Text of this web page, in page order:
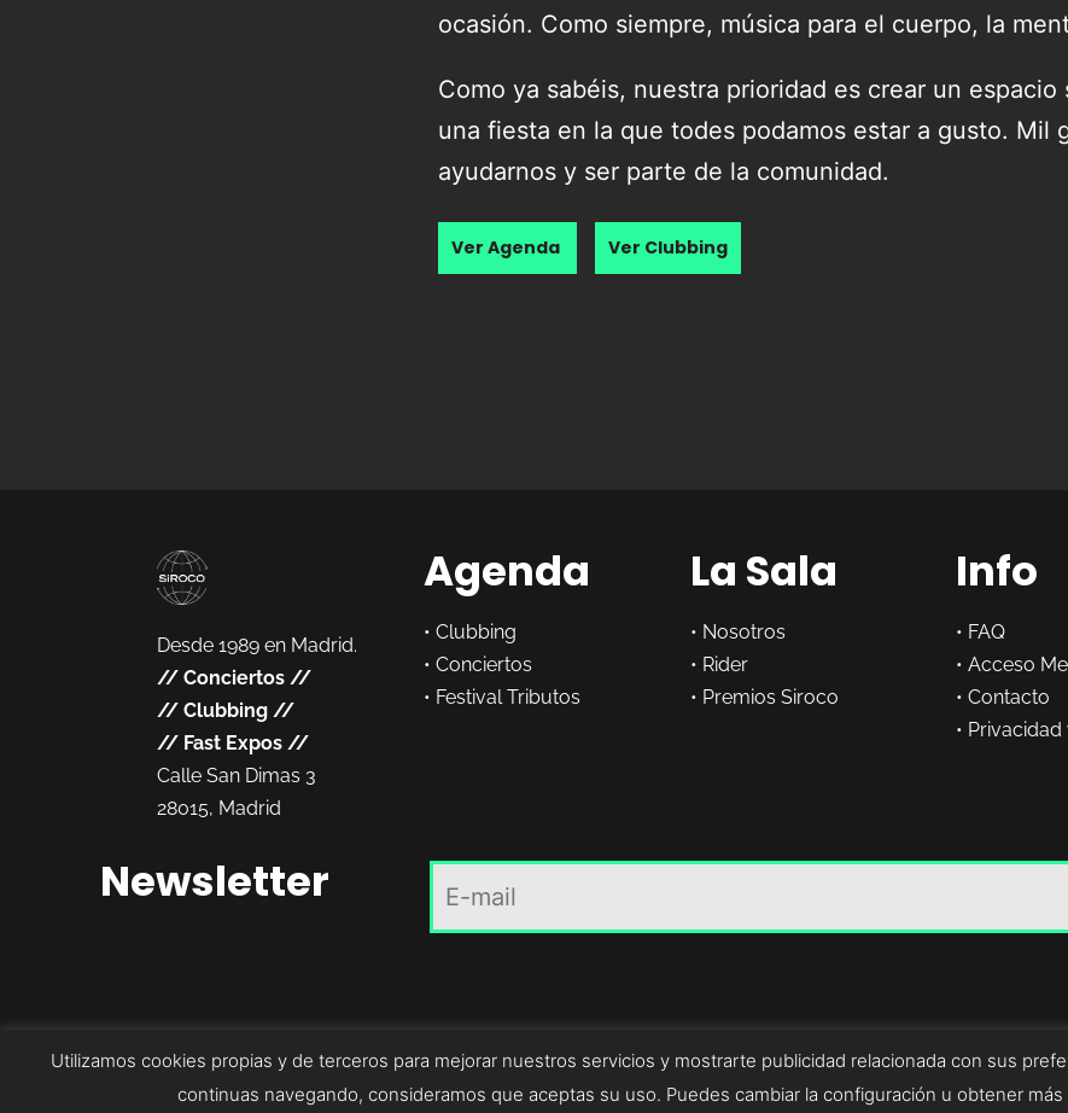
ocasión. Como siempre, música para el cuerpo, la
Como ya sabéis, nuestra prioridad es crear un
una fiesta en la que todes podamos estar a gusto. Mil
ayudarnos y ser parte de la comunidad.
Ver Agenda Ver Clubbing
Desde 1989 en Madrid.
// Conciertos //
// Clubbing //
// Fast Expos //
Calle San Dimas 3
28015, Madrid
Agenda
• Clubbing
• Conciertos
• Festival Tributos
La Sala
• Nosotros
• Rider
• Premios Siroco
Info
• FAQ
•Acceso
•Contacto
• Privacidad
Newsletter
Utilizamos cookies propias y de terceros para mejorar nuestros servicios y mostrarte publicidad relacionada con sus
continuas navegando, consideramos que aceptas su uso. Puedes cambiar la configuración u obtener más